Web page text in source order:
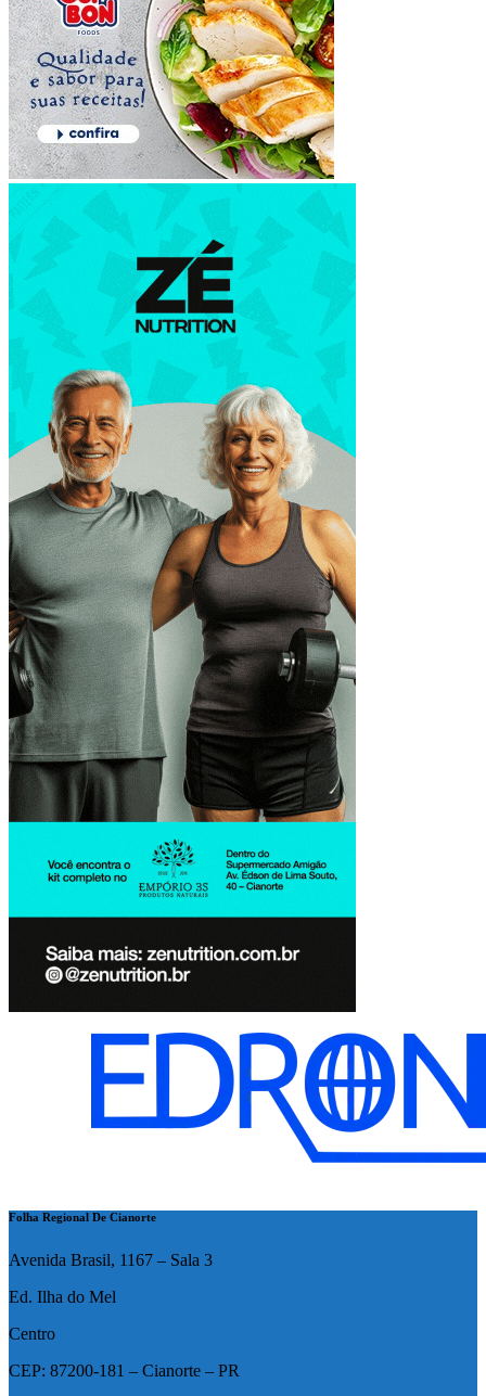
Folha Regional De Cianorte
Avenida Brasil, 1167 – Sala 3
Ed. Ilha do Mel
Centro
CEP: 87200-181 – Cianorte – PR